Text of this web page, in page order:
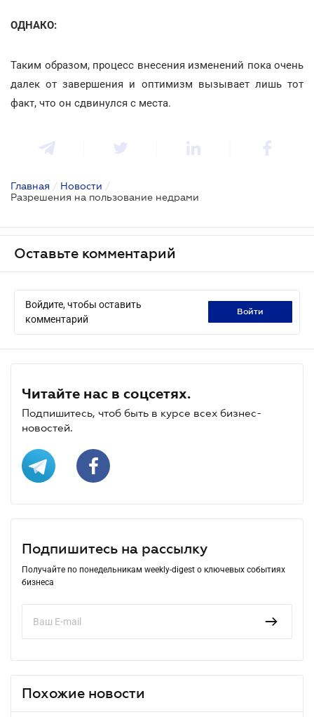
ОДНАКО:
Таким образом, процесс внесения изменений пока очень
далек от завершения и оптимизм вызывает лишь тот
факт, что он сдвинулся с места.
Главная / Новости /
Разрешения на пользование недрами
Оставьте комментарий
Войдите, чтобы оставить
комментарий
войти
Читайте нас в соцсетях.
Подпишитесь, чтоб быть в курсе всех бизнес-
новостей.
Подпишитесь на рассылку
Получайте по понедельникам weekly-digest о ключевых событиях
бизнеса
Похожие новости